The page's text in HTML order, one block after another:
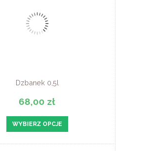
Dzbanek 0,5l
68,00 zł
WYBIERZ OPCJE